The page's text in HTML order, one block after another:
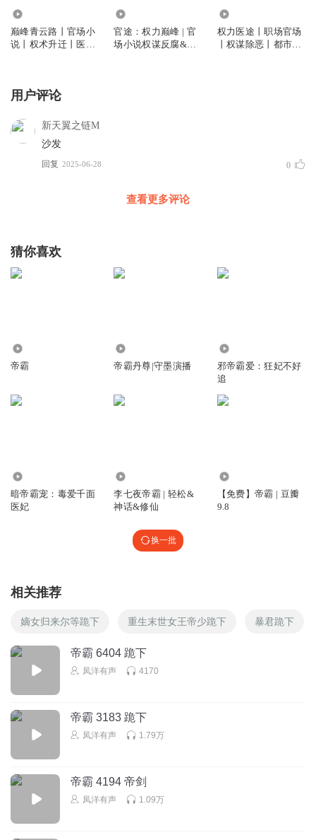
巅峰青云路丨官场小
说丨权术升迁丨医官
官途：权力巅峰 | 官
场小说权谋反腐&权
权力医途丨职场官场
丨权谋除恶丨都市爽
用户评论
新天翼之链M
沙发
回复 2025-06-28 0
查看更多评论
猜你喜欢
帝霸 帝霸丹尊|守墨演播
邪帝霸爱：狂妃不好
追
暗帝霸宠：毒爱千面
医妃
李七夜帝霸 | 轻松&
神话&修仙
【免费】帝霸 | 豆瓣
9.8
换一批
相关推荐
嫡女归来尔等跪下 重生末世女王帝少跪下 暴君跪下
帝霸 6404 跪下
凤洋有声 4170
帝霸 3183 跪下
凤洋有声 1.79万
帝霸 4194 帝剑
凤洋有声 1.09万